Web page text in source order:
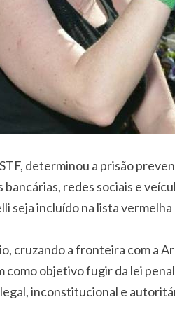
determinou a prisão
redes sociais e
seja incluído na lista
cruzando a fronteira com a
como objetivo fugir da lei
inconstitucional e